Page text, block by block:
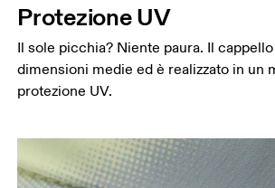
Protezione UV
Il sole picchia? Niente paura. Il
dimensioni medie ed è realizzato in un
protezione UV.